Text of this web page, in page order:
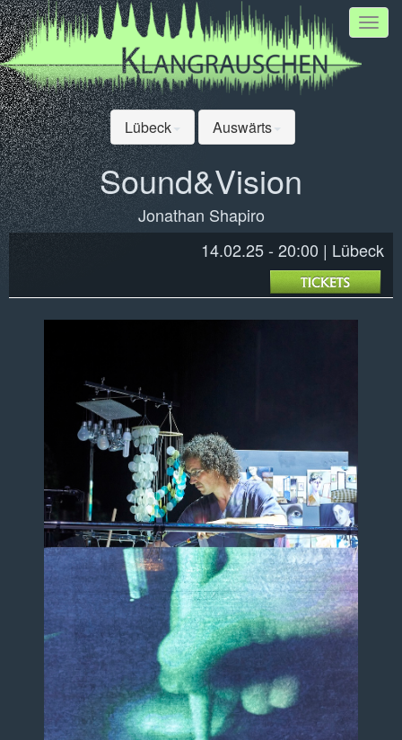
Lübeck Auswärts
Sound&Vision
Jonathan Shapiro
14.02.25 - 20:00
Lübeck